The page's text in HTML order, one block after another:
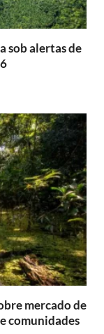
sob alertas de
mercado de
comunidades